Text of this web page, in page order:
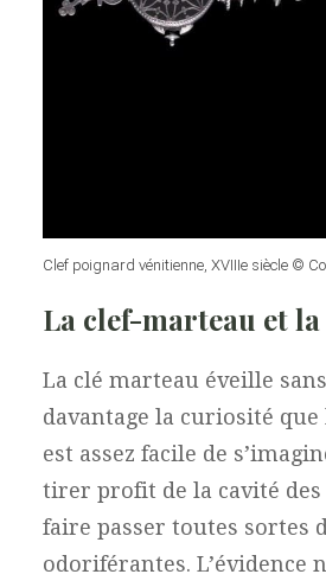
Clef poignard vénitienne, XVIIIe siècle ©
La clef-marteau et
La clé marteau éveille
davantage la curiosité que
est assez facile de
tirer profit de la cavité
faire passer toutes sortes
odoriférantes. L’évidence